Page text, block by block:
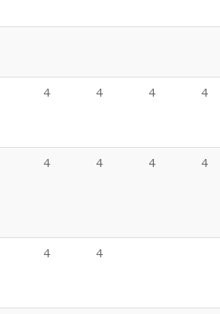
4 4 4 4
4 4 4 4
4 4